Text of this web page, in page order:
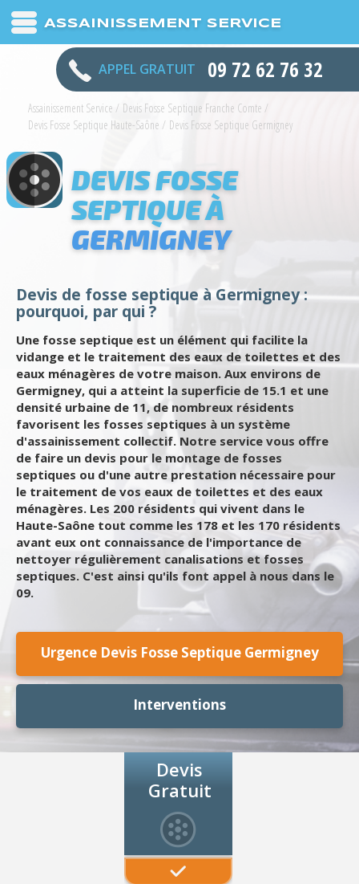
ASSAINISSEMENT SERVICE
APPEL GRATUIT 09 72 62 76 32
Assainissement Service / Devis Fosse Septique Franche Comte /
Devis Fosse Septique Haute-Saône / Devis Fosse Septique Germigney
DEVIS FOSSE
SEPTIQUE À
GERMIGNEY
Devis de fosse septique à Germigney :
pourquoi, par qui ?
Une fosse septique est un élément qui facilite la
vidange et le traitement des eaux de toilettes et des
eaux ménagères de votre maison. Aux environs de
Germigney, qui a atteint la superficie de 15.1 et une
densité urbaine de 11, de nombreux résidents
favorisent les fosses septiques à un système
d'assainissement collectif. Notre service vous offre
de faire un devis pour le montage de fosses
septiques ou d'une autre prestation nécessaire pour
le traitement de vos eaux de toilettes et des eaux
ménagères. Les 200 résidents qui vivent dans le
Haute-Saône tout comme les 178 et les 170 résidents
avant eux ont connaissance de l'importance de
nettoyer régulièrement canalisations et fosses
septiques. C'est ainsi qu'ils font appel à nous dans le
09.
Urgence Devis Fosse Septique Germigney
Interventions
Devis
Gratuit